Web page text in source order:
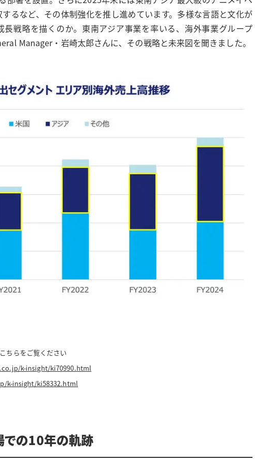
るなど、その体制強化を推し進めています。多様な言語と文化が
戦略を描くのか。東南アジア事業を率いる、海外事業グループ
Manager・岩崎太郎さんに、その戦略と未来図を聞きました。
ちらをご覧ください
k-insight/ki70990.html
k-insight/ki58332.html
での10年の軌跡